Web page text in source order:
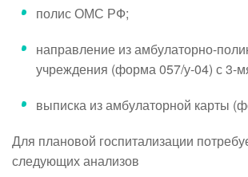
полис ОМС РФ;
направление из амбулаторно-
учреждения (форма 057/у-04) с 3-
выписка из амбулаторной карты
Для плановой госпитализации
следующих анализов